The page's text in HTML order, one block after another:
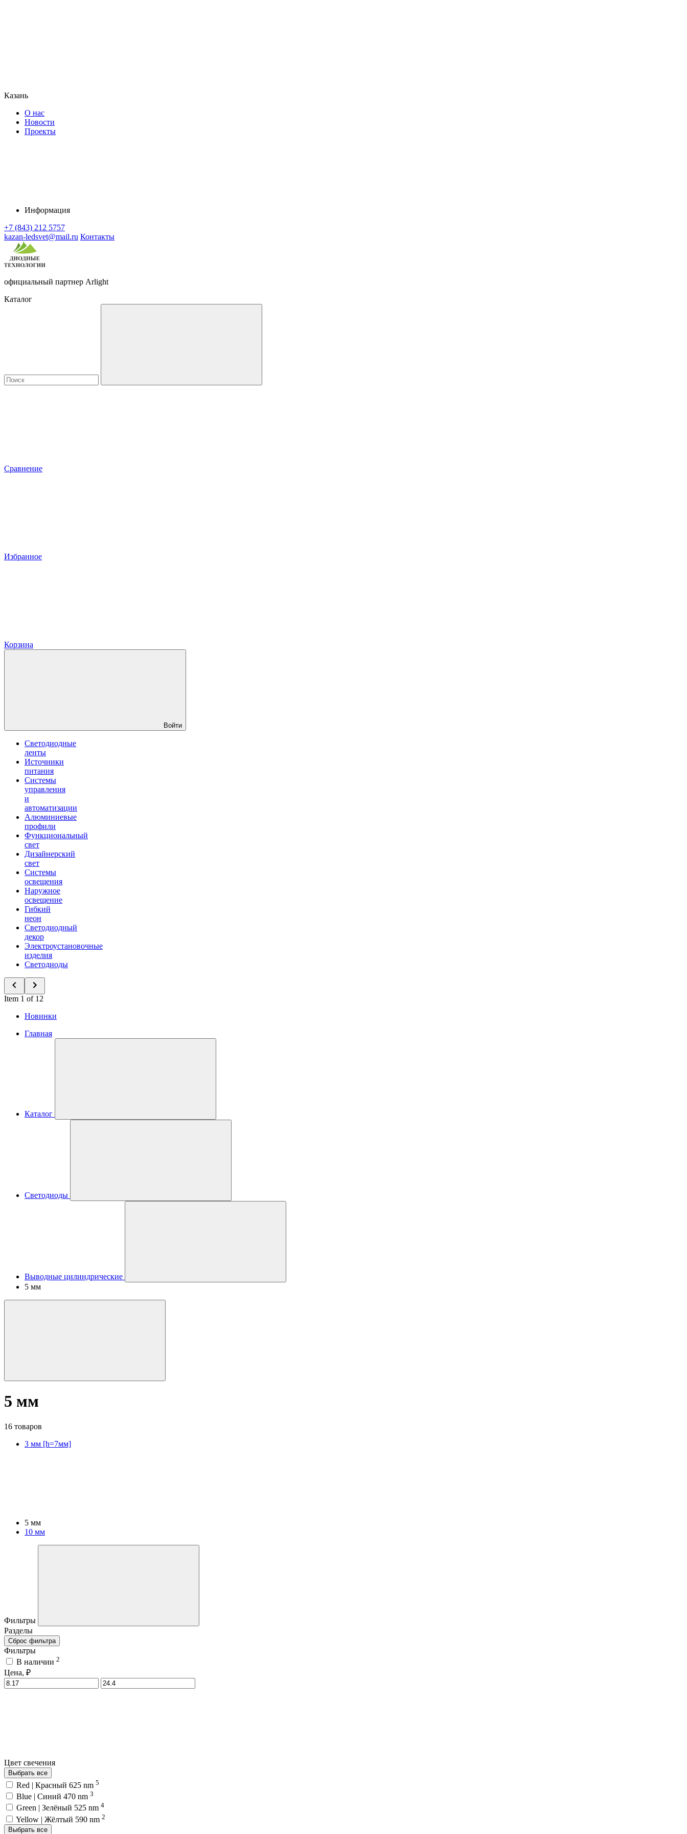
Казань
О нас
Новости
Проекты
Информация
+7 (843) 212 5757
kazan-ledsvet@mail.ru Контакты
официальный партнер Arlight
Каталог
Сравнение
Избранное
Корзина
Войти
Светодиодные
ленты
Источники
питания
Системы
управления
и
автоматизации
Алюминиевые
профили
Функциональный
свет
Дизайнерский
свет
Системы
освещения
Наружное
освещение
Гибкий
неон
Светодиодный
декор
Электроустановочные
изделия
Светодиоды
Item 1 of 12
Новинки
Главная
Каталог
Светодиоды
Выводные цилиндрические
5 мм
5 мм
16 товаров
3 мм [h=7мм]
5 мм
10 мм
Фильтры
Разделы
Сброс фильтра
Фильтры
В наличии 2
Цена, ₽
Цвет свечения
Выбрать все
Red | Красный 625 nm 5
Blue | Синий 470 nm 3
Green | Зелёный 525 nm 4
Yellow | Жёлтый 590 nm 2
Выбрать все